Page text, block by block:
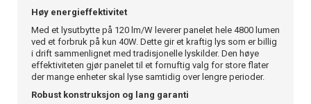
Høy energieffektivitet
Med et lysutbytte på 120 lm/W leverer panelet hele 4800 lumen
ved et forbruk på kun 40W. Dette gir et kraftig lys som er billig
i drift sammenlignet med tradisjonelle lyskilder. Den høye
effektiviteten gjør panelet til et fornuftig valg for store flater
der mange enheter skal lyse samtidig over lengre perioder.
Robust konstruksjon og lang garanti